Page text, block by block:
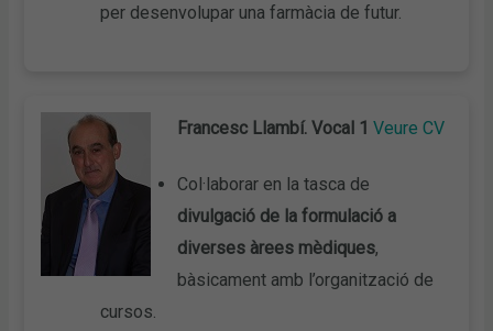
per desenvolupar una farmàcia de futur.
Francesc Llambí. Vocal 1Veure CV
Col·laborar en la tasca de
divulgació de la formulació a
diverses àrees mèdiques,
bàsicament amb l’organització de
cursos.